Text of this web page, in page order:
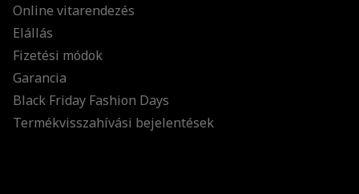
Online vitarendezés
Elállás
Fizetési módok
Garancia
Black Friday Fashion Days
Termékvisszahívási bejelentések